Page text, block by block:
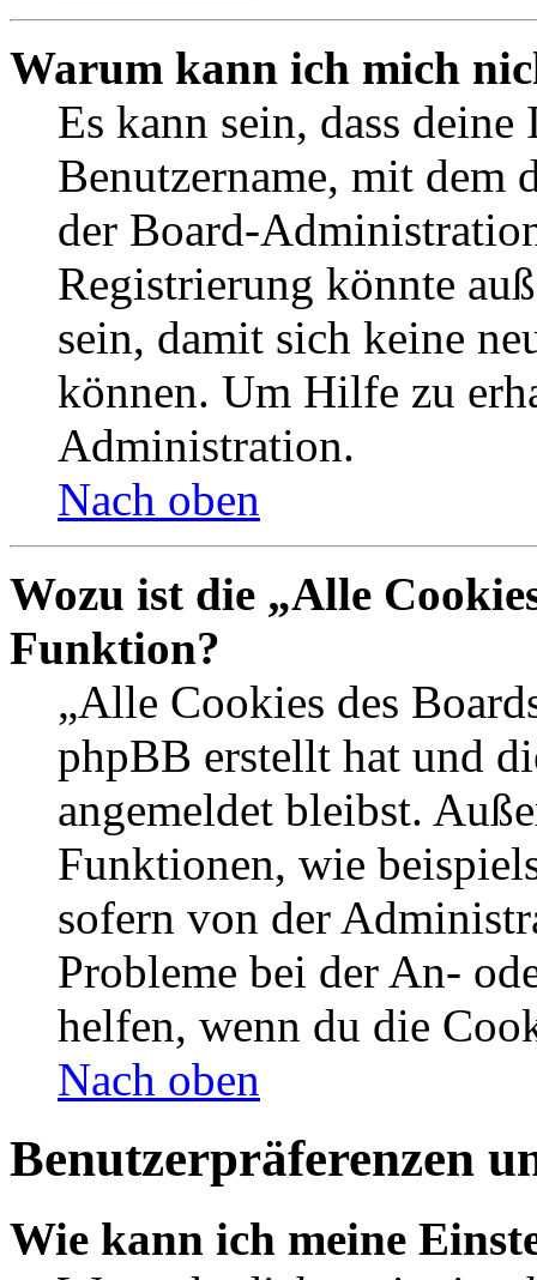
Warum kann ich mich
Es kann sein, dass
Benutzername, mit dem
der Board-
Registrierung könnte
sein, damit sich keine
können. Um Hilfe zu
Administration.
Nach oben
Wozu ist die „Alle
Funktion?
„Alle Cookies des
phpBB erstellt hat und
angemeldet bleibst.
Funktionen, wie
sofern von der
Probleme bei der An-
helfen, wenn du die
Nach oben
Benutzerpräferenzen
Wie kann ich meine